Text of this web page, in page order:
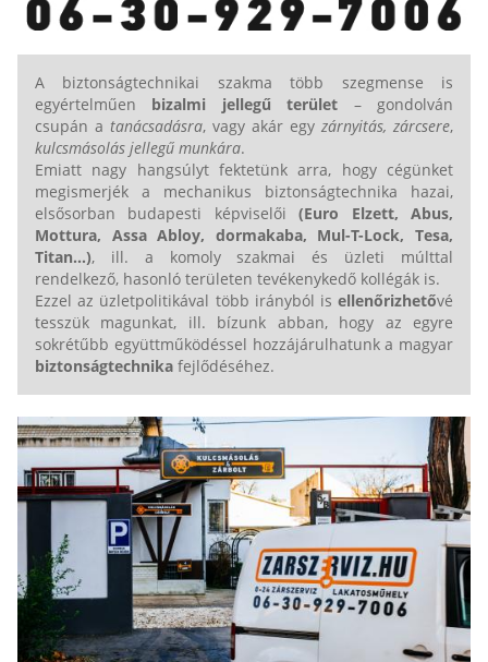
A biztonságtechnikai szakma több szegmense is
egyértelműen bizalmi jellegű terület – gondolván
csupán a tanácsadásra, vagy akár egy zárnyitás, zárcsere,
kulcsmásolás jellegű munkára.
Emiatt nagy hangsúlyt fektetünk arra, hogy cégünket
megismerjék a mechanikus biztonságtechnika hazai,
elsősorban budapesti képviselői(Euro Elzett,Abus,
Mottura, Assa Abloy, dormakaba, Mul-T-Lock, Tesa,
Titan...), ill. a komoly szakmai és üzleti múlttal
rendelkező, hasonló területen tevékenykedő kollégák is.
Ezzel az üzletpolitikával több irányból is ellenőrizhetővé
tesszük magunkat, ill. bízunk abban, hogy az egyre
sokrétűbb együttműködéssel hozzájárulhatunk a magyar
biztonságtechnika fejlődéséhez.